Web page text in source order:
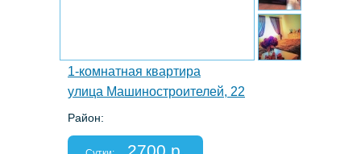
1-комнатная квартира
улица Машиностроителей, 22
Район:
Спальных мест: 2+1